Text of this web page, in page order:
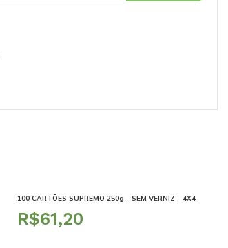
100 CARTÕES SUPREMO 250g – SEM VERNIZ – 4X4
R$